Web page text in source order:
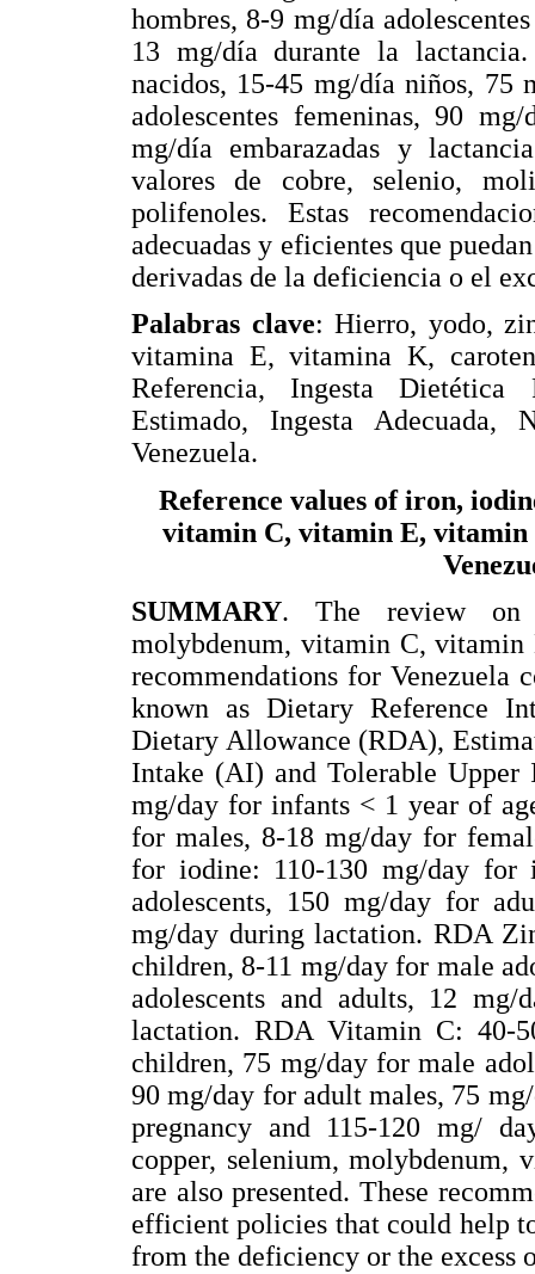
hombres, 8-9 mg/día
13 mg/día durante la
nacidos, 15-45 mg/día niños, 75
adolescentes femeninas, 90
mg/día embarazadas y
valores de cobre, selenio,
polifenoles. Estas
adecuadas y eficientes que
derivadas de la deficiencia o el
Palabras clave: Hierro, yodo,
vitamina E, vitamina K,
Referencia, Ingesta Dietética
Estimado, Ingesta Adecuada,
Venezuela.
Reference values of iron,
vitamin C, vitamin E, vitamin
SUMMARY. The review on
molybdenum, vitamin C,
recommendations for Venezuela
known as Dietary Reference
Dietary Allowance (RDA),
Intake (AI) and Tolerable
mg/day for infants < 1 year of
for males, 8-18 mg/day for
for iodine: 110-130 mg/day for
adolescents, 150 mg/day for
mg/day during lactation. RDA
children, 8-11 mg/day for male
adolescents and adults, 12
lactation. RDA Vitamin C: 40-
children, 75 mg/day for male
90 mg/day for adult males, 75
pregnancy and 115-120 mg/
copper, selenium, molybdenum,
are also presented. These
efficient policies that could help
from the deficiency or the excess